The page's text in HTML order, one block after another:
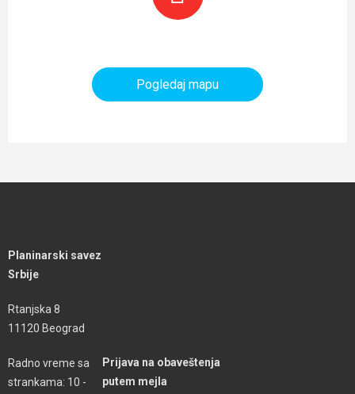
Pogledaj mapu
Planinarski savez
Srbije
Rtanjska 8
11120 Beograd
Radno vreme sa
strankama: 10 -
Prijava na obaveštenja
putem mejla